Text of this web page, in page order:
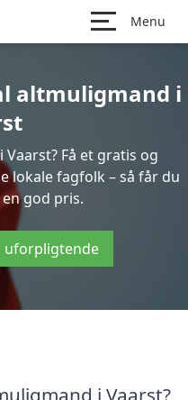
Menu
altmuligmand i
Få et gratis og
lokale fagfolk – så får du
god pris.
uforpligtende
i Vaarst?